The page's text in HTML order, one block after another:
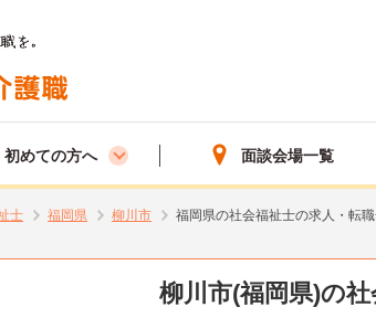
初めての方へ 面談会場一覧
士 福岡県 柳川市 福岡県の社会福祉士の求人・転
柳川市(福岡県)の